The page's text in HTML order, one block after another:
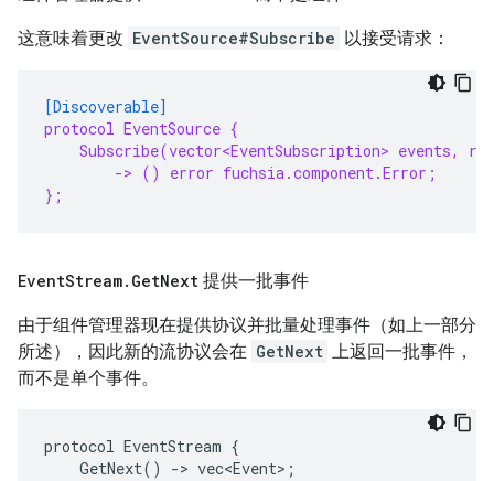
这意味着更改 EventSource#Subscribe 以接受请求：
[Discoverable]
protocol EventSource {
Subscribe(vector<EventSubscription> events,
-> () error fuchsia.component.Error;
};
EventStream. GetNext 提供一批事件
由于组件管理器现在提供协议并批量处理事件（如上一部分
所述），因此新的流协议会在 GetNext 上返回一批事件，
而不是单个事件。
protocol EventStream {
    GetNext() -> vec<Event>;